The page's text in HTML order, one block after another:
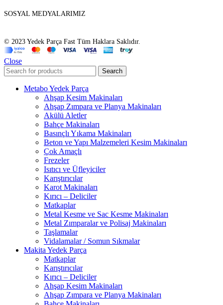
SOSYAL MEDYALARIMIZ
© 2023 Yedek Parça Fast Tüm Haklara Saklıdır.
Close
Search
Metabo Yedek Parça
Ahşap Kesim Makinaları
Ahşap Zımpara ve Planya Makinaları
Akülü Aletler
Bahçe Makinaları
Basınçlı Yıkama Makinaları
Beton ve Yapı Malzemeleri Kesim Makinaları
Çok Amaçlı
Frezeler
Isıtıcı ve Üfleyiciler
Karıştırıcılar
Karot Makinaları
Kırıcı – Deliciler
Matkaplar
Metal Kesme ve Sac Kesme Makinaları
Metal Zımparalar ve Polisaj Makinaları
Taşlamalar
Vidalamalar / Somun Sıkmalar
Makita Yedek Parça
Matkaplar
Karıştırıcılar
Kırıcı – Deliciler
Ahşap Kesim Makinaları
Ahşap Zımpara ve Planya Makinaları